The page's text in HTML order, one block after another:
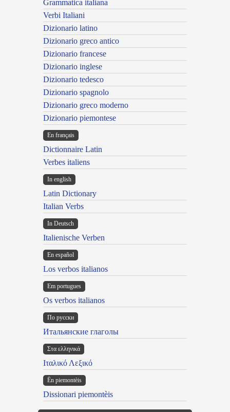
Grammatica italiana
Verbi Italiani
Dizionario latino
Dizionario greco antico
Dizionario francese
Dizionario inglese
Dizionario tedesco
Dizionario spagnolo
Dizionario greco moderno
Dizionario piemontese
En français
Dictionnaire Latin
Verbes italiens
In english
Latin Dictionary
Italian Verbs
In Deutsch
Italienische Verben
En español
Los verbos italianos
Em portugues
Os verbos italianos
По русски
Итальянские глаголы
Στα ελληνικά
Ιταλικό Λεξικό
Ën piemontèis
Dissionari piemontèis